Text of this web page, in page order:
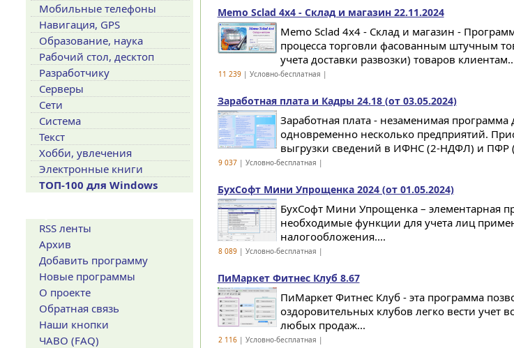
Memo Sclad 4x4 - Склад и магазин 22.11.2024
Memo Sclad 4x4 - Склад и магазин -
процесса торговли фасованным штучным
учета доставки развозки) товаров
11 239| Условно-бесплатная |
Заработная плата и Кадры 24.18 (от 03.05.2024)
Заработная плата - незаменимая программа
одновременно несколько предприятий.
выгрузки сведений в ИФНС (2-НДФЛ) и ПФР
9 037| Условно-бесплатная |
БухСофт Мини Упрощенка 2024 (от 01.05.2024)
БухСофт Мини Упрощенка – элементарная
необходимые функции для учета лиц
налогообложения....
8 089| Условно-бесплатная |
ПиМаркет Фитнес Клуб 8.67
ПиМаркет Фитнес Клуб - эта программа
оздоровительных клубов легко вести учет
любых продаж...
2 116| Условно-бесплатная |
Мобильные телефоны
Навигация, GPS
Образование, наука
Рабочий стол, десктоп
Разработчику
Серверы
Сети
Система
Текст
Хобби, увлечения
Электронные книги
ТОП-100 для Windows
RSS ленты
Архив
Добавить программу
Новые программы
О проекте
Обратная связь
Наши кнопки
ЧАВО (FAQ)